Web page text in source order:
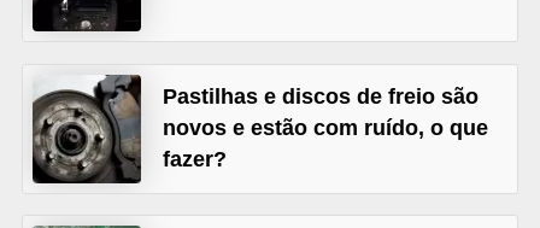
Pastilhas e discos de freio são
novos e estão com ruído, o que
fazer?
B
i